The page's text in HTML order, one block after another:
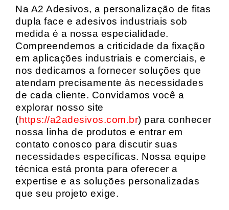
Na A2 Adesivos, a personalização de fitas
dupla face e adesivos industriais sob
medida é a nossa especialidade.
Compreendemos a criticidade da fixação
em aplicações industriais e comerciais, e
nos dedicamos a fornecer soluções que
atendam precisamente às necessidades
de cada cliente. Convidamos você a
explorar nosso site
(https://a2adesivos.com.br) para conhecer
nossa linha de produtos e entrar em
contato conosco para discutir suas
necessidades específicas. Nossa equipe
técnica está pronta para oferecer a
expertise e as soluções personalizadas
que seu projeto exige.